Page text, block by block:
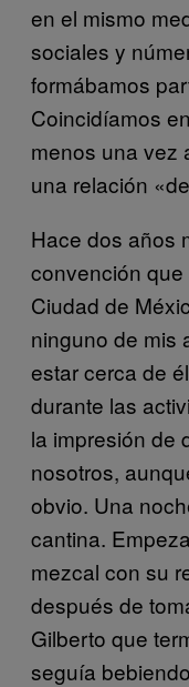
en el mismo
sociales y
formábamos
Coincidíamos
menos una vez
una relación
Hace dos años
convención
Ciudad de
ninguno de mis
estar cerca de
durante las
la impresión de
nosotros,
obvio. Una
cantina.
mezcal con su
después de
Gilberto que
seguía